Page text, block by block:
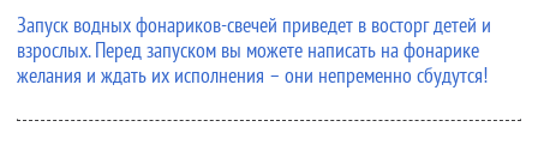
Запуск водных фонариков-свечей приведет в восторг детей и
взрослых. Перед запуском вы можете написать на фонарике
желания и ждать их исполнения – они непременно сбудутся!